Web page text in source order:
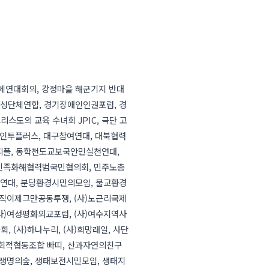
대회의, 강정마을 해군기지 반대
단체연합, 경기장애인인권포럼, 경
스도의 교육 수녀회 JPIC, 극단 고
투플러스, 대구참여연대, 대북협력
, 동학천도교보국안민실천연대,
화해협력범국민협의회, 민주노총
대, 분당환경시민의모임, 불교환경
이제그만공동투쟁, (사)노근리국제
여성평화외교포럼, (사)여수지역사
, (사)하나누리, (사)희망래일, 사단
적협동조합 빠띠, 산과자연의친구
명의숲, 생태보전시민모임, 생태지